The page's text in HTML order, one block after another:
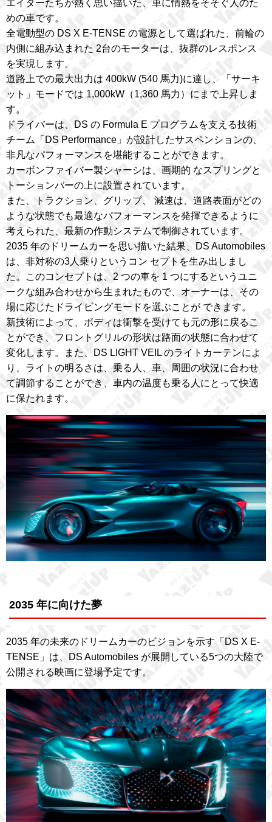
エイターたちが熱く思い描いた、車に情熱をそそぐ人のた
めの車です。
全電動型の DS X E-TENSE の電源として選ばれた、前輪の
内側に組み込まれた 2台のモーターは、抜群のレスポンス
を実現します。
道路上での最大出力は 400kW (540 馬力)に達し、「サーキ
ット」モードでは 1,000kW（1,360 馬力）にまで上昇しま
す。
ドライバーは、DS の Formula E プログラムを支える技術
チーム「DS Performance」が設計したサスペンションの、
非凡なパフォーマンスを堪能することができます。
カーボンファイバー製シャーシは、画期的 なスプリングと
トーションバーの上に設置されています。
また、トラクション、グリップ、 減速は、道路表面がどの
ような状態でも最適なパフォーマンスを発揮できるように
考えられた、最新の作動システムで制御されています。
2035 年のドリームカーを思い描いた結果、DS Automobiles
は、非対称の3人乗りというコン セプトを生み出しまし
た。このコンセプトは、2 つの車を 1 つにするというユニ
ークな組み合わせから生まれたもので、オーナーは、その
場に応じたドライビングモードを選ぶことが できます。
新技術によって、ボディは衝撃を受けても元の形に戻るこ
とができ、フロントグリルの形状は路面の状態に合わせて
変化します。また、DS LIGHT VEIL のライトカーテンによ
り、ライトの明るさは、乗る人、車、周囲の状況に合わせ
て調節することができ、車内の温度も乗る人にとって快適
に保たれます。
2035 年に向けた夢
2035 年の未来のドリームカーのビジョンを示す「DS X E-
TENSE」は、DS Automobiles が展開している5つの大陸で
公開される映画に登場予定です。